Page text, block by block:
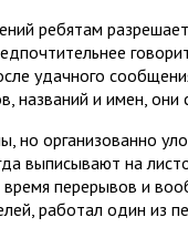
ребятам
удачного
названий и имен, они
но организованно
выписывают на
время перерывов и
работал один из